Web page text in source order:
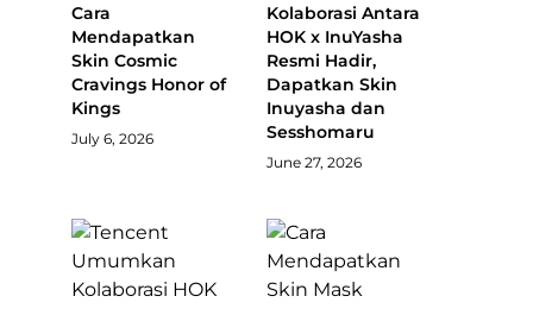
Cara
Mendapatkan
Skin Cosmic
Cravings Honor of
Kings
July 6, 2026
Kolaborasi Antara
HOK x InuYasha
Resmi Hadir,
Dapatkan Skin
Inuyasha dan
Sesshomaru
June 27, 2026